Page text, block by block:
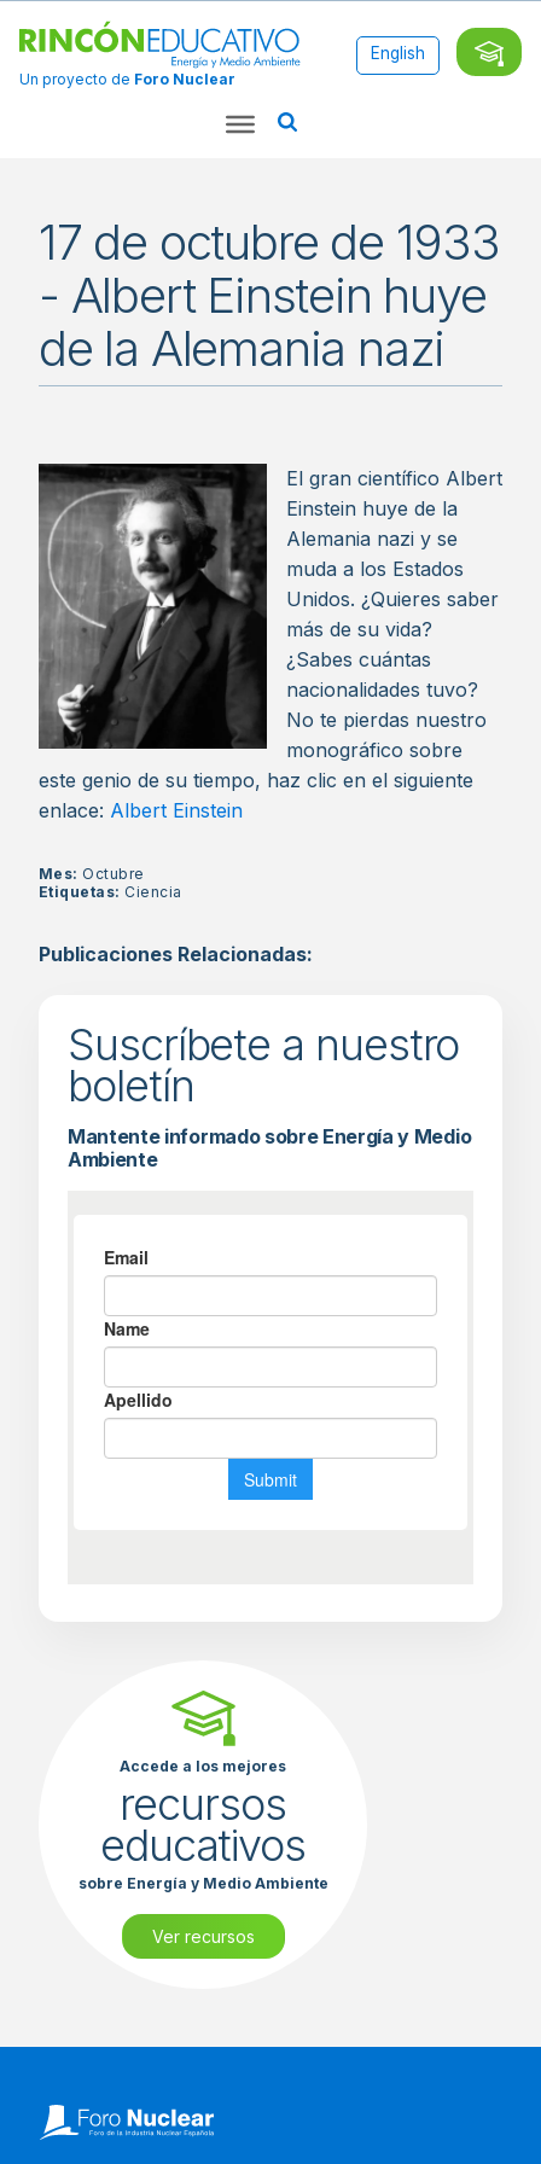
Un proyecto de Foro Nuclear
English
17 de octubre de 1933
- Albert Einstein huye
de la Alemania nazi
El gran científico Albert
Einstein huye de la
Alemania nazi y se
muda a los Estados
Unidos. ¿Quieres saber
más de su vida?
¿Sabes cuántas
nacionalidades tuvo?
No te pierdas nuestro
monográfico sobre
este genio de su tiempo, haz clic en el siguiente
enlace: Albert Einstein
Mes: Octubre
Etiquetas: Ciencia
Publicaciones Relacionadas:
Suscríbete a nuestro
boletín
Mantente informado sobre Energía y Medio
Ambiente
Accede a los mejores
recursos
educativos
sobre Energía y Medio Ambiente
Ver recursos